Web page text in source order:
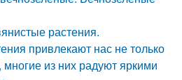
растения.
привлекают нас не только
из них радуют яркими